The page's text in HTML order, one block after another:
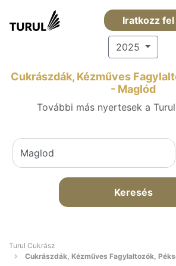
Iratkozz fel
2025
Cukrászdák, Kézműves
- Maglód
További más nyertesek a
Keresés
Turul Cukrász
Cukrászdák, Kézműves Fagylaltozók,